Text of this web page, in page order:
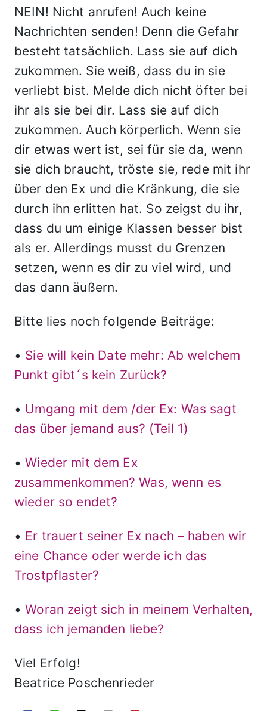
NEIN! Nicht anrufen! Auch keine
Nachrichten senden! Denn die Gefahr
besteht tatsächlich. Lass sie auf dich
zukommen. Sie weiß, dass du in sie
verliebt bist. Melde dich nicht öfter bei
ihr als sie bei dir. Lass sie auf dich
zukommen. Auch körperlich. Wenn sie
dir etwas wert ist, sei für sie da, wenn
sie dich braucht, tröste sie, rede mit ihr
über den Ex und die Kränkung, die sie
durch ihn erlitten hat. So zeigst du ihr,
dass du um einige Klassen besser bist
als er. Allerdings musst du Grenzen
setzen, wenn es dir zu viel wird, und
das dann äußern.
Bitte lies noch folgende Beiträge:
• Sie will kein Date mehr: Ab welchem
Punkt gibt´s kein Zurück?
• Umgang mit dem /der Ex: Was sagt
das über jemand aus? (Teil 1)
•Wieder mit dem Ex
zusammenkommen? Was, wenn es
wieder so endet?
• Er trauert seiner Ex nach – haben wir
eine Chance oder werde ich das
Trostpflaster?
•Woran zeigt sich in meinem Verhalten,
dass ich jemanden liebe?
Viel Erfolg!
Beatrice Poschenrieder